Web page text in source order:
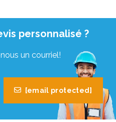
personnalisé ?
un courriel!
[email protected]